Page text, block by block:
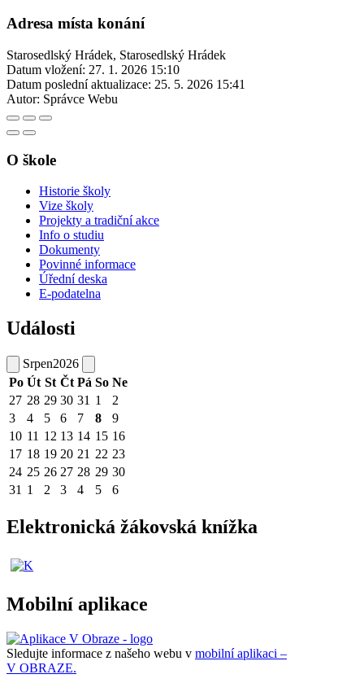
Adresa místa konání
Starosedlský Hrádek, Starosedlský Hrádek
Datum vložení: 27. 1. 2026 15:10
Datum poslední aktualizace: 25. 5. 2026 15:41
Autor: Správce Webu
O škole
Historie školy
Vize školy
Projekty a tradiční akce
Info o studiu
Dokumenty
Povinné informace
Úřední deska
E-podatelna
Události
Srpen2026
Po Út St Čt Pá So Ne
27 28 29 30 31 1
2
3
4 5 6 7 8
9
10 11 12 13 14 15 16
17 18 19 20 21 22 23
24 25 26 27 28 29 30
31 1 2 3 4 5 6
Elektronická žákovská knížka
Mobilní aplikace
Sledujte informace z našeho webu v mobilní aplikaci –
V OBRAZE.